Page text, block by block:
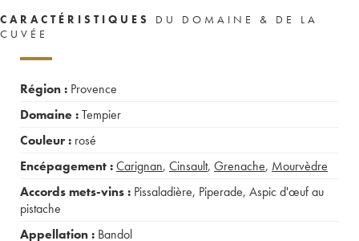
CARACTÉRISTIQUES
DU DOMAINE & DE LA
CUVÉE
Région : Provence
Domaine :Tempier
Couleur : rosé
Encépagement :Carignan, Cinsault, Grenache, Mourvèdre
Accords mets-vins : Pissaladière, Piperade, Aspic d'œuf au
pistache
Appellation : Bandol